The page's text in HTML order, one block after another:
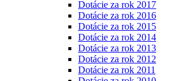
Dotácie za rok 2017
Dotácie za rok 2016
Dotácie za rok 2015
Dotácie za rok 2014
Dotácie za rok 2013
Dotácie za rok 2012
Dotácie za rok 2011